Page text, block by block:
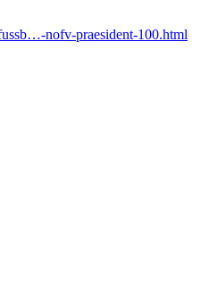
nofv-praesident-100.html